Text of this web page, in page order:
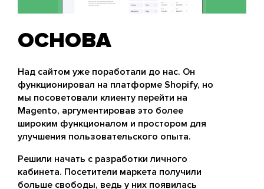
ОСНОВА
Над сайтом уже поработали до нас. Он
функционировал на платформе Shopify, но
мы посоветовали клиенту перейти на
Magento, аргументировав это более
широким функционалом и простором для
улучшения пользовательского опыта.
Решили начать с разработки личного
кабинета. Посетители маркета получили
больше свободы, ведь у них появилась